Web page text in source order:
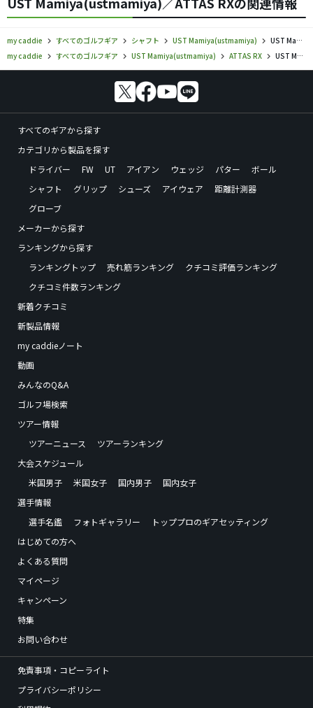
my caddie すべてのゴルフギア シャフト UST Mamiya(ustmamiya)
UST Mamiya／ATTAS RX／シャフトの口コミ評価
my caddie
すべてのゴルフギア UST Mamiya(ustmamiya) ATTAS RX UST Mamiya／ATTAS RX／シャフトの口コミ評価
すべてのギアから探す
カテゴリから製品を探す
ドライバー
FW UT アイアン ウェッジ パター
ボール
シャフト
グリップ シューズ アイウェア
距離計測器
グローブ
メーカーから探す
ランキングから探す
ランキングトップ
売れ筋ランキング
クチコミ評価ランキング
クチコミ件数ランキング
新着クチコミ
新製品情報
my caddieノート
動画
みんなのQ&A
ゴルフ場検索
ツアー情報
ツアーニュース
ツアーランキング
大会スケジュール
米国男子
米国女子 国内男子
国内女子
選手情報
選手名鑑
フォトギャラリー
トッププロのギアセッティング
はじめての方へ
よくある質問
マイページ
キャンペーン
特集
お問い合わせ
免責事項・コピーライト
プライバシーポリシー